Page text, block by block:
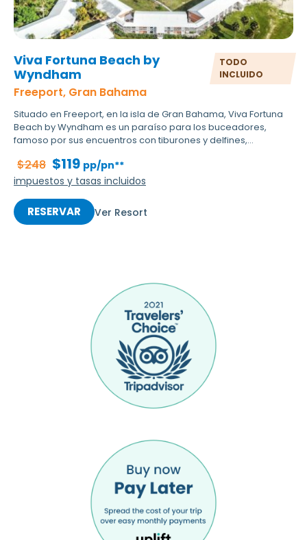
Viva Fortuna Beach by
Wyndham
Freeport, Gran Bahama
TODO
INCLUIDO
Situado en Freeport, en la isla de Gran Bahama, Viva Fortuna
Beach by Wyndham es un paraíso para los buceadores,
famoso por sus encuentros con tiburones y delfines,...
$248 $119 pp/pn**
impuestos y tasas incluidos
RESERVAR Ver Resort